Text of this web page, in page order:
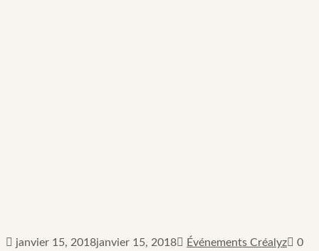
janvier 15, 2018janvier 15, 2018 Événements Créalyz 0